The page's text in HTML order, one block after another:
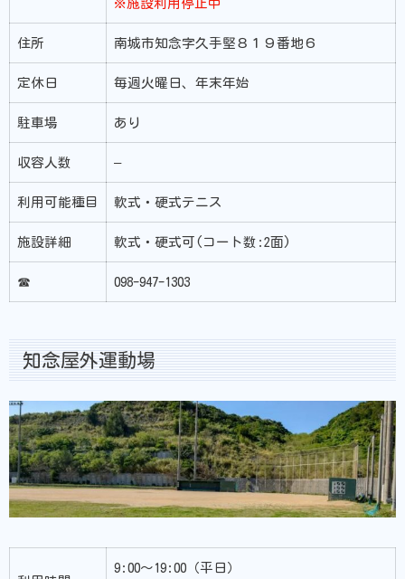
※施設利用停止中
住所 南城市知念字久手堅８１９番地６
定休日 毎週火曜日、年末年始
駐車場 あり
収容人数 –
利用可能種目 軟式・硬式テニス
施設詳細 軟式・硬式可(コート数:2面)
☎ 098-947-1303
知念屋外運動場
9:00〜19:00（平日）